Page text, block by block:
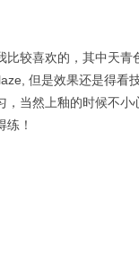
比较喜欢的，其中天
但是效果还是得看
，当然上釉的时候不
练！